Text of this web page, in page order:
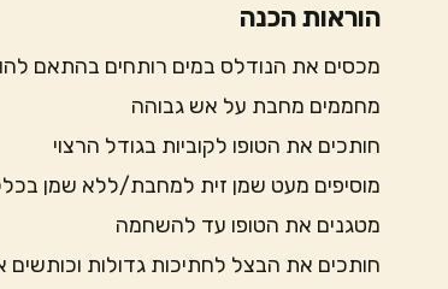
הוראות הכנה
מכסים את הנודלס במים רותחים בהתאם
מחממים מחבת על אש גבוהה
חותכים את הטופו לקוביות בגודל הרצוי
מוסיפים מעט שמן זית למחבת/ללא שמן
מטגנים את הטופו עד להשחמה
חותכים את הבצל לחתיכות גדולות